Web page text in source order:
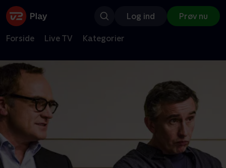
Log ind Prøv nu
Forside Live TV Kategorier